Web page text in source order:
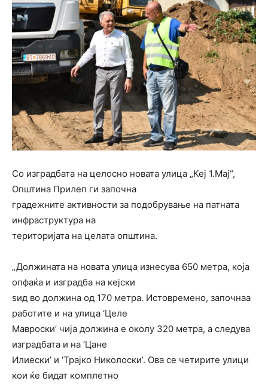
Со изградбата на целосно новата улица „Кеј 1.Мај“,
Општина Прилеп ги започна
градежните активности за подобрување на патната
инфраструктура на
територијата на целата општина.
„Должината на новата улица изнесува 650 метра, која
опфаќа и изградба на кејски
ѕид во должина од 170 метра. Истовремено, започнаа
работите и на улица ‘Целе
Мавроски’ чија должина е околу 320 метра, а следува
изградбата и на ‘Цане
Илиески’ и ‘Трајко Николоски’. Ова се четирите улици
кои ќе бидат комплетно